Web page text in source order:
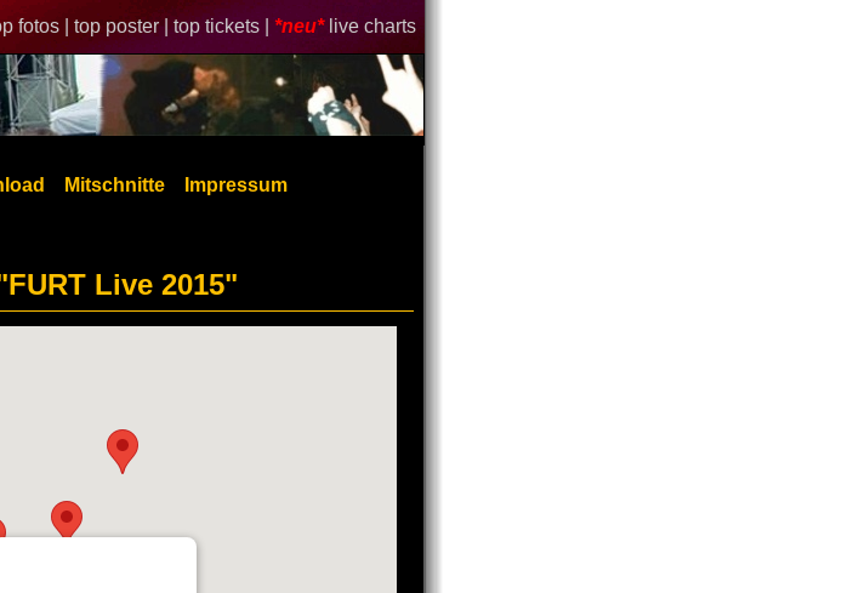
fotos | top poster | top tickets | *neu* live charts
Mitschnitte Impressum
Live 2015"